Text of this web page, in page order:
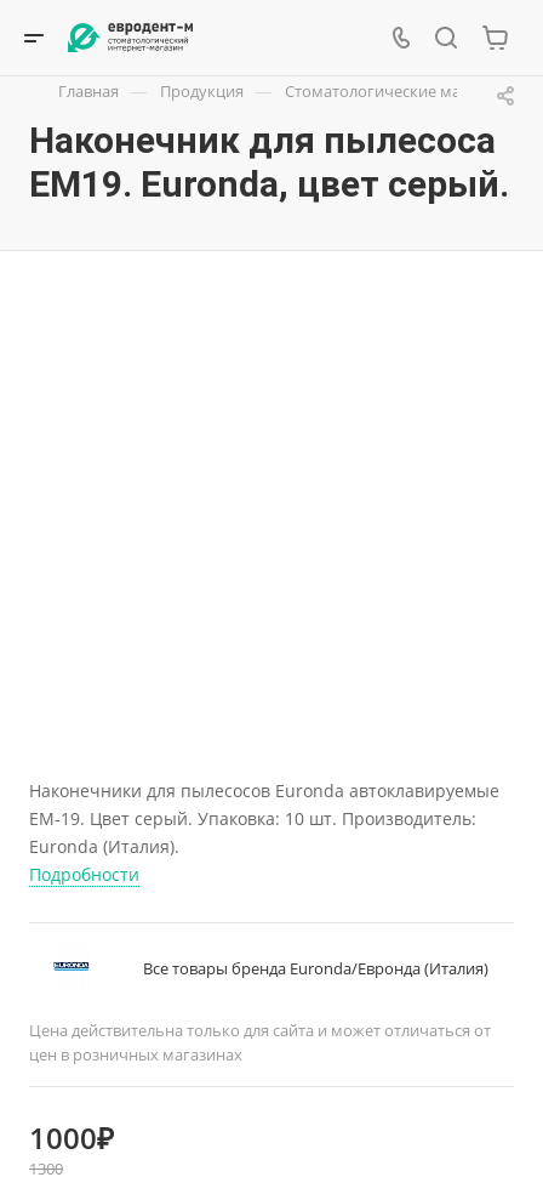
Главная — Продукция — Стоматологические материалы
Наконечник для пылесоса
ЕМ19. Euronda, цвет серый.
Наконечники для пылесосов Euronda автоклавируемые
ЕМ-19. Цвет серый. Упаковка: 10 шт. Производитель:
Euronda (Италия).
Подробности
Все товары бренда Euronda/Евронда (Италия)
Цена действительна только для сайта и может отличаться от
цен в розничных магазинах
1000₽
1300